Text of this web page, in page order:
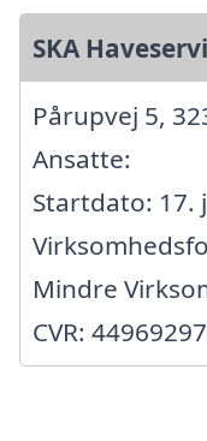
SKA
Pårupvej 5,
Ansatte:
Startdato: 17.
Mindre
CVR: 44969297